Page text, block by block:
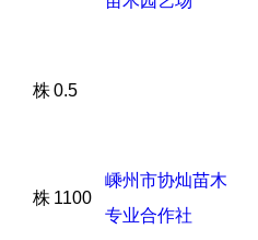
株0.5
嵊州市协灿苗木
专业合作社
株 1100